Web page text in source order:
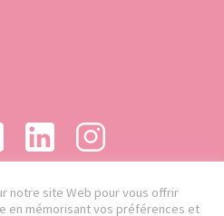
notre site Web pour vous offrir
en mémorisant vos préférences et